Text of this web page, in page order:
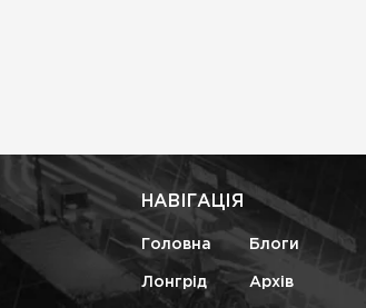
НАВІГАЦІЯ
Головна Блоги
Лонгрід Архів